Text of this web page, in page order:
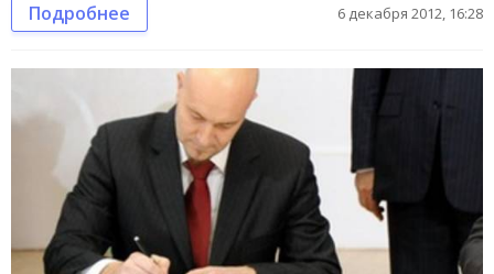
Подробнее 6 декабря 2012, 16:28